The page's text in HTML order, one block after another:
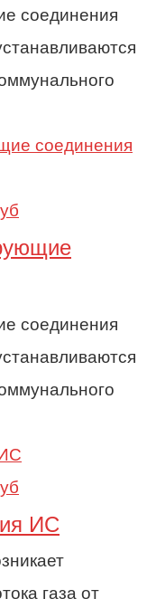
соединения
соединения
ИС
газа от